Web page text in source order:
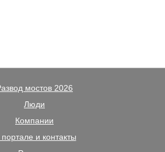
мостов 2026
Люди
Компании
и контакты